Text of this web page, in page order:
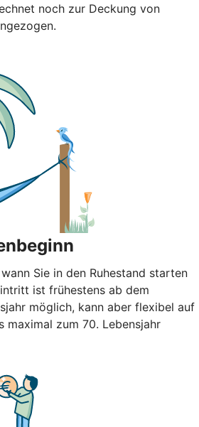
noch zur Deckung von
Sie in den Ruhestand starten
ist frühestens ab dem
möglich, kann aber flexibel auf
maximal zum 70. Lebensjahr